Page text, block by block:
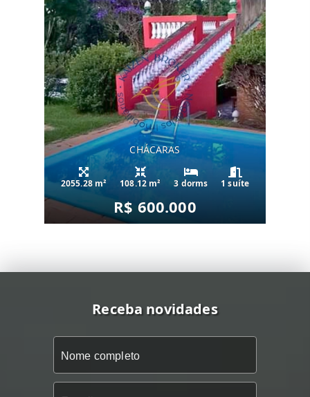
CHÁCARAS
2055.28 m² 108.12 m² 3 dorms 1 suíte
R$ 600.000
Receba novidades